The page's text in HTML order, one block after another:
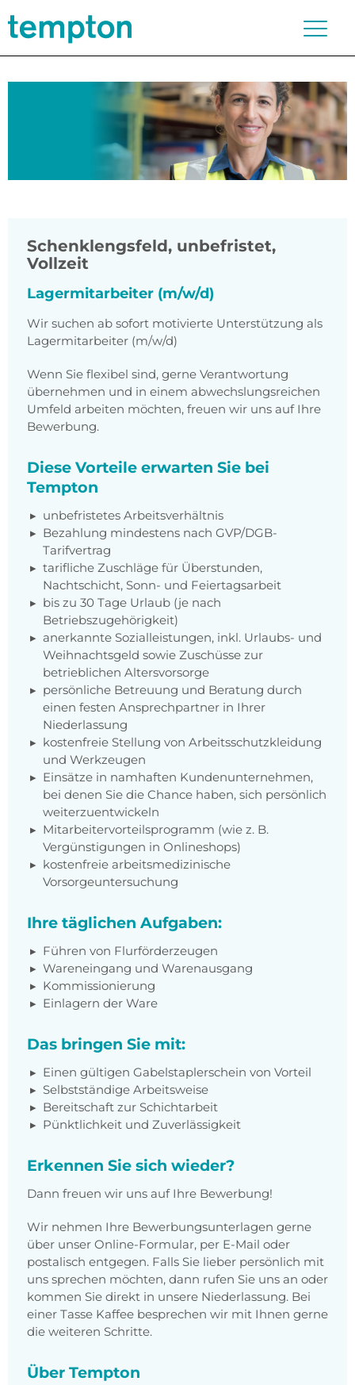
Schenklengsfeld, unbefristet,
Vollzeit
Lagermitarbeiter (m/w/d)
Wir suchen ab sofort motivierte Unterstützung als
Lagermitarbeiter (m/w/d)
Wenn Sie flexibel sind, gerne Verantwortung
übernehmen und in einem abwechslungsreichen
Umfeld arbeiten möchten, freuen wir uns auf Ihre
Bewerbung.
Diese Vorteile erwarten Sie bei
Tempton
unbefristetes Arbeitsverhältnis
Bezahlung mindestens nach GVP/DGB-
Tarifvertrag
tarifliche Zuschläge für Überstunden,
Nachtschicht, Sonn- und Feiertagsarbeit
bis zu 30 Tage Urlaub (je nach
Betriebszugehörigkeit)
anerkannte Sozialleistungen, inkl. Urlaubs- und
Weihnachtsgeld sowie Zuschüsse zur
betrieblichen Altersvorsorge
persönliche Betreuung und Beratung durch
einen festen Ansprechpartner in Ihrer
Niederlassung
kostenfreie Stellung von Arbeitsschutzkleidung
und Werkzeugen
Einsätze in namhaften Kundenunternehmen,
bei denen Sie die Chance haben, sich persönlich
weiterzuentwickeln
Mitarbeitervorteilsprogramm (wie z. B.
Vergünstigungen in Onlineshops)
kostenfreie arbeitsmedizinische
Vorsorgeuntersuchung
Ihre täglichen Aufgaben:
Führen von Flurförderzeugen
Wareneingang und Warenausgang
Kommissionierung
Einlagern der Ware
Das bringen Sie mit:
Einen gültigen Gabelstaplerschein von Vorteil
Selbstständige Arbeitsweise
Bereitschaft zur Schichtarbeit
Pünktlichkeit und Zuverlässigkeit
Erkennen Sie sich wieder?
Dann freuen wir uns auf Ihre Bewerbung!
Wir nehmen Ihre Bewerbungsunterlagen gerne
über unser Online-Formular, per E-Mail oder
postalisch entgegen. Falls Sie lieber persönlich mit
uns sprechen möchten, dann rufen Sie uns an oder
kommen Sie direkt in unsere Niederlassung. Bei
einer Tasse Kaffee besprechen wir mit Ihnen gerne
die weiteren Schritte.
Über Tempton